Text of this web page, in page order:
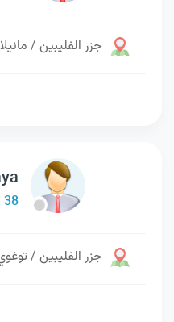
جزر الفليبين / مانيلا
38 سنة من مصر
جزر الفليبين /